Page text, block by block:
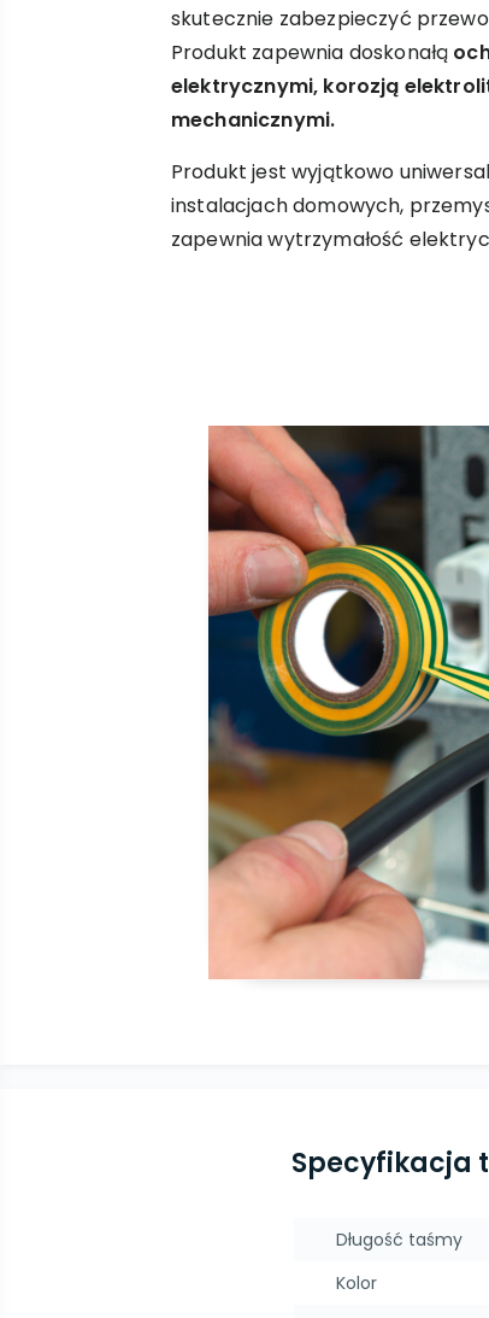
skutecznie zabezpieczyć
Produkt zapewnia doskonałą
elektrycznymi, korozją
mechanicznymi.
Produkt jest wyjątkowo
instalacjach domowych,
zapewnia wytrzymałość
Specyfikacja
Długość taśmy
Kolor